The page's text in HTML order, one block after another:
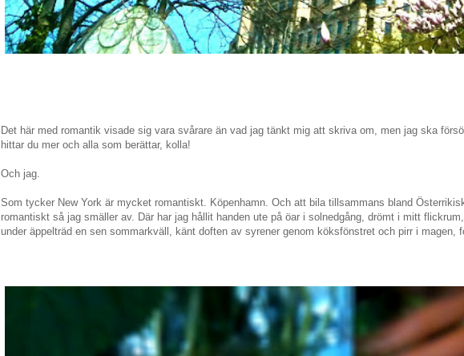
Det här med romantik visade sig vara svårare än vad jag tänkt mig att skriva om, men jag ska
hittar du mer och alla som berättar, kolla!
Och jag.
Som tycker New York är mycket romantiskt. Köpenhamn. Och att bila tillsammans bland
romantiskt så jag smäller av. Där har jag hållit handen ute på öar i solnedgång, drömt i mitt
under äppelträd en sen sommarkväll, känt doften av syrener genom köksfönstret och pirr i magen,